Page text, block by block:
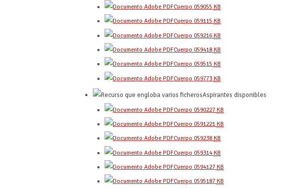
Cuerpo 059055KB
Cuerpo 059115KB
Cuerpo 059216KB
Cuerpo 059418KB
Cuerpo 059515KB
Cuerpo 059773KB
Aspirantes disponibles
Cuerpo 0590227KB
Cuerpo 0591221KB
Cuerpo 059238KB
Cuerpo 059314KB
Cuerpo 0594127KB
Cuerpo 0595187KB